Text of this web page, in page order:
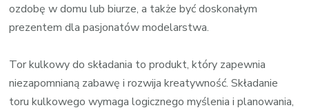
ozdobę w domu lub biurze, a także być doskonałym
prezentem dla pasjonatów modelarstwa.
Tor kulkowy do składania to produkt, który zapewnia
niezapomnianą zabawę i rozwija kreatywność. Składanie
toru kulkowego wymaga logicznego myślenia i planowania,